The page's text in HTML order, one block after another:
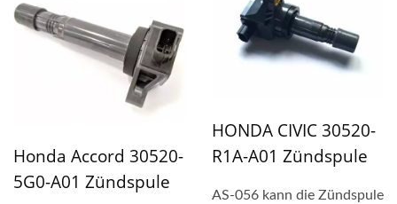
Honda Accord 30520-
5G0-A01 Zündspule
HONDA CIVIC 30520-
R1A-A01 Zündspule
AS-056 kann die Zündspule